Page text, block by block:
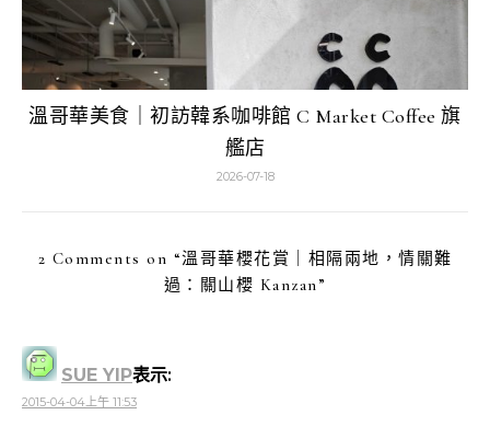
溫哥華美食｜初訪韓系咖啡館 C Market Coffee 旗
艦店
2026-07-18
2 Comments on “溫哥華櫻花賞｜相隔兩地，情關難
過：關山櫻 Kanzan”
SUE YIP表示:
2015-04-04上午 11:53